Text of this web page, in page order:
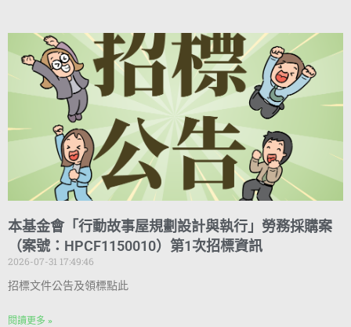
本基金會「行動故事屋規劃設計與執行」勞務採購案
（案號：HPCF1150010）第1次招標資訊
2026-07-31 17:49:46
招標文件公告及領標點此
閱讀更多 »